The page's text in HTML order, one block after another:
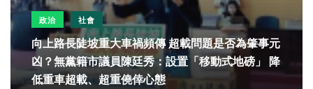
政治 社會
向上路長陡坡重大車禍頻傳 超載問題是否為肇事元
凶？無黨籍市議員陳廷秀：設置「移動式地磅」 降
低重車超載、超重僥倖心態